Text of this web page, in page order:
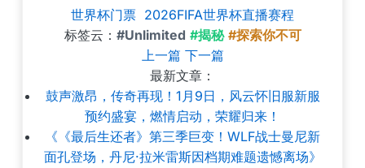
世界杯门票 2026FIFA世界杯直播赛程
标签云： #Unlimited #揭秘 #探索你不可
上一篇 下一篇
最新文章：
鼓声激昂，传奇再现！1月9日，风云怀旧服新服
预约盛宴，燃情启动，荣耀归来！
《《最后生还者》第三季巨变！WLF战士曼尼新
面孔登场，丹尼·拉米雷斯因档期难题遗憾离场》